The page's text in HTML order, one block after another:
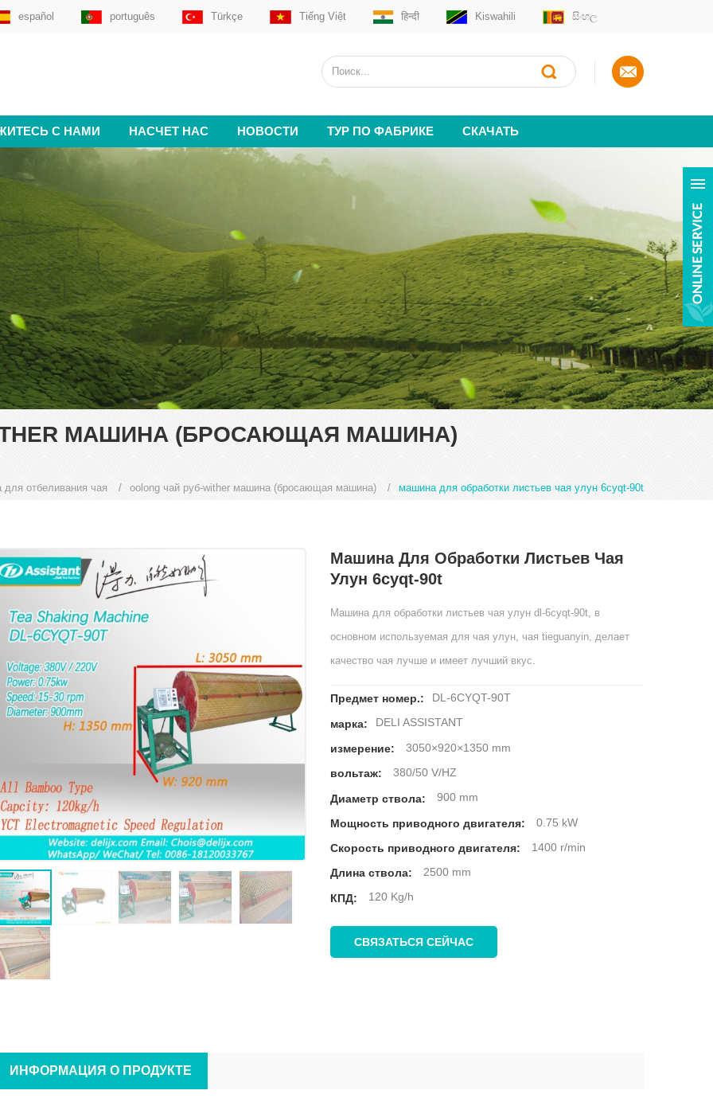
español português Türkçe Tiếng Việt हिन्दी Kiswahili සිංහල
С НАМИ НАСЧЕТ НАС НОВОСТИ ТУР ПО ФАБРИКЕ СКАЧАТЬ
МАШИНА (БРОСАЮЩАЯ МАШИНА)
для отбеливания чая / oolong чай руб-wither машина (бросающая машина) / машина для обработки листьев чая улун 6cyqt-90t
Машина Для Обработки Листьев Чая
Улун 6cyqt-90t
Машина для обработки листьев чая улун dl-6cyqt-90t, в
основном используемая для чая улун, чая tieguanyin, делает
качество чая лучше и имеет лучший вкус.
Предмет номер.: DL-6CYQT-90T
марка: DELI ASSISTANT
измерение: 3050×920×1350 mm
вольтаж: 380/50 V/HZ
Диаметр ствола: 900 mm
Мощность приводного двигателя: 0.75 kW
Скорость приводного двигателя: 1400 r/min
Длина ствола: 2500 mm
КПД: 120 Kg/h
СВЯЗАТЬСЯ СЕЙЧАС
ИНФОРМАЦИЯ О ПРОДУКТЕ